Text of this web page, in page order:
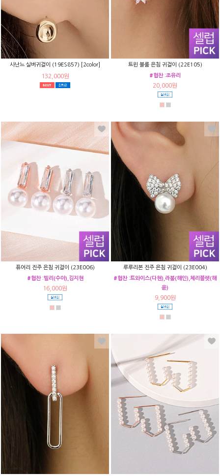
사난느 실버귀걸이 (19ES857) [2color]
132,000원
트윈 블룸 은침 귀걸이 (22E105)
#협찬 :조유리
20,000원
퓨어리 진주 은침 귀걸이 (23E006)
#협찬 :빌리(수아),김지현
16,000원
루루리본 진주 은침 귀걸이 (23E004)
#협찬 :트와이스(다현),라붐(해인),체리블렛(해
윤)
9,900원